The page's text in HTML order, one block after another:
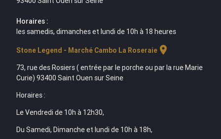
Horaires :
les samedis, dimanches et lundi de 10h à 18 heures
Stone Legend - Marché Cambo La Roseraielocation_on
73, rue des Rosiers ( entrée par le porche ou par la rue Marie
Curie) 93400 Saint Ouen sur Seine
Horaires :
Le Vendredi de 10h à 12h30,
Du Samedi, Dimanche et lundi de 10h à 18h,